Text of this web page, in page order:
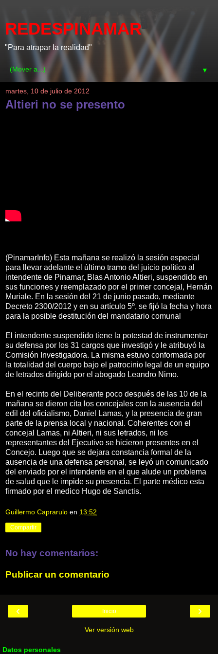
REDESPINAMAR
"Para atrapar la realidad"
▼
martes, 10 de julio de 2012
Altieri no se presento
(PinamarInfo) Esta mañana se realizó la sesión especial
para llevar adelante el último tramo del juicio político al
intendente de Pinamar, Blas Antonio Altieri, suspendido en
sus funciones y reemplazado por el primer concejal, Hernán
Muriale. En la sesión del 21 de junio pasado, mediante
Decreto 2300/2012 y en su artículo 5º, se fijó la fecha y hora
para la posible destitución del mandatario comunal
El intendente suspendido tiene la potestad de instrumentar
su defensa por los 31 cargos que investigó y le atribuyó la
Comisión Investigadora. La misma estuvo conformada por
la totalidad del cuerpo bajo el patrocinio legal de un equipo
de letrados dirigido por el abogado Leandro Nimo.
En el recinto del Deliberante poco después de las 10 de la
mañana se dieron cita los concejales con la ausencia del
edil del oficialismo, Daniel Lamas, y la presencia de gran
parte de la prensa local y nacional. Coherentes con el
concejal Lamas, ni Altieri, ni sus letrados, ni los
representantes del Ejecutivo se hicieron presentes en el
Concejo. Luego que se dejara constancia formal de la
ausencia de una defensa personal, se leyó un comunicado
del enviado por el intendente en el que alude un problema
de salud que le impide su presencia. El parte médico esta
firmado por el medico Hugo de Sanctis.
Guillermo Caprarulo en 13:52
Compartir
No hay comentarios:
Publicar un comentario
‹ ›
Inicio
Ver versión web
Datos personales